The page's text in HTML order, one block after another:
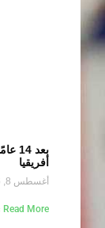
أفريقيا
أغسطس 8, 2026
Read More »